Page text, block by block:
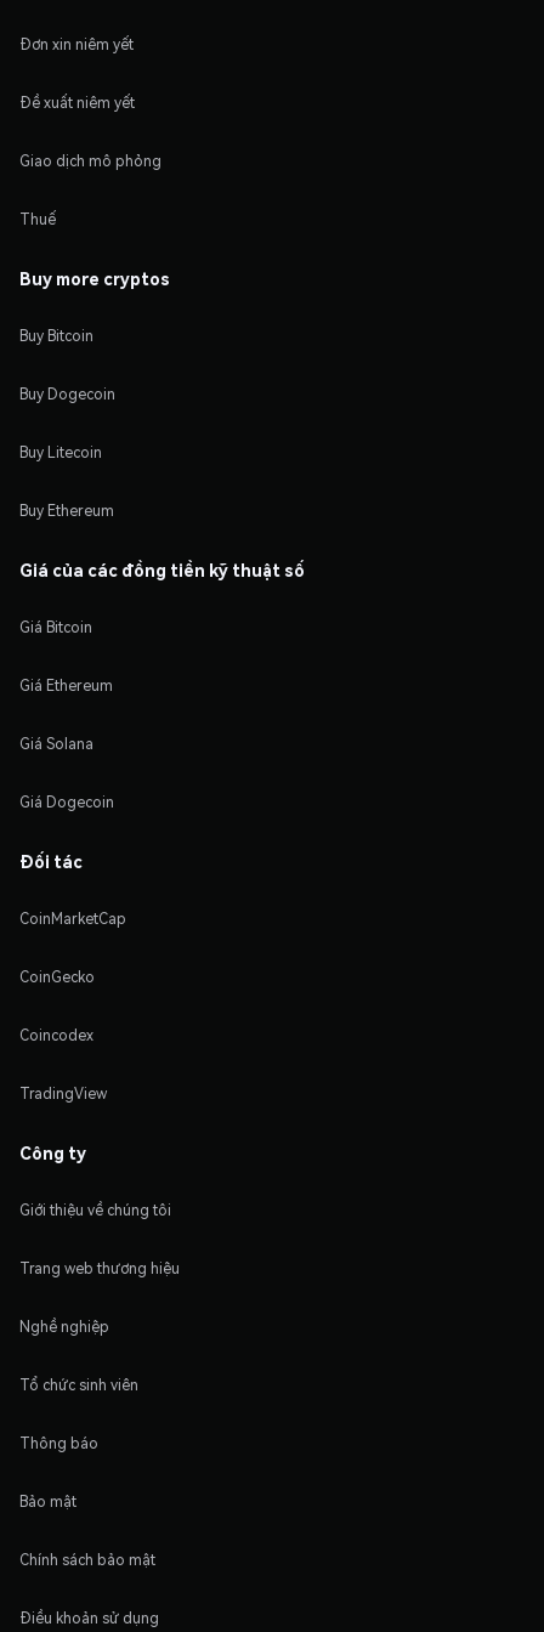
Đơn xin niêm yết
Đề xuất niêm yết
Giao dịch mô phỏng
Thuế
Buy more cryptos
Buy Bitcoin
Buy Dogecoin
Buy Litecoin
Buy Ethereum
Giá của các đồng tiền kỹ thuật số
Giá Bitcoin
Giá Ethereum
Giá Solana
Giá Dogecoin
Đối tác
CoinMarketCap
CoinGecko
Coincodex
TradingView
Công ty
Giới thiệu về chúng tôi
Trang web thương hiệu
Nghề nghiệp
Tổ chức sinh viên
Thông báo
Bảo mật
Chính sách bảo mật
Điều khoản sử dụng